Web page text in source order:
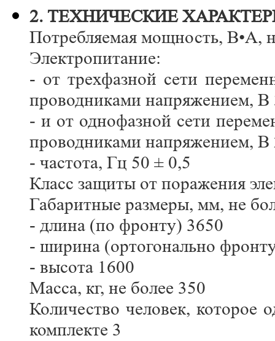
2. ТЕХНИЧЕСКИЕ
Потребляемая мощность, В•А,
Электропитание:
- от трехфазной сети
проводниками напряжением, В
- и от однофазной сети
проводниками напряжением, В
- частота, Гц 50 ± 0,5
Класс защиты от поражения
Габаритные размеры, мм, не
- длина (по фронту) 3650
- ширина (ортогонально
- высота 1600
Масса, кг, не более 350
Количество человек, которое
комплекте 3